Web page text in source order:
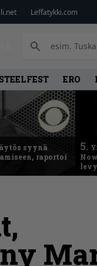
Leffatykki.com
ERO
syynä
raportoi
5.